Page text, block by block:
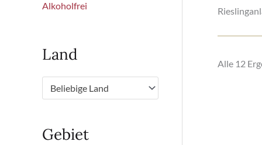
Alkoholfrei
Land
Beliebige Land
Gebiet
Alle 12